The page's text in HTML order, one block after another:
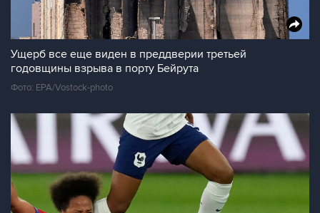
Ущерб все еще виден в преддверии третьей
годовщины взрыва в порту Бейрута
Фото: EPA/Vostock-photo